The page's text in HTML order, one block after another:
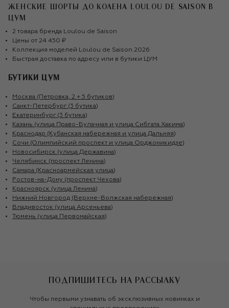
ЖЕНСКИЕ ШОРТЫ ДО КОЛЕНА LOULOU DE SAISON
В
ЦУМ
2 товара бренда Loulou de Saison
Цены от 24 450 ₽
Коллекция моделей Loulou de Saison 2026
Быстрая доставка по адресу или в бутики ЦУМ
БУТИКИ ЦУМ
Москва (Петровка, 2 + 5 бутиков)
Санкт-Петербург (3 бутика)
Екатеринбург (3 бутика)
Казань (улица Право-Булачная и улица Сибгата Хакима)
Краснодар (Кубанская набережная и улица Дальняя)
Сочи (Олимпийский проспект и улица Орджоникидзе)
Новосибирск (улица Державина)
Челябинск (проспект Ленина)
Самара (Красноармейская улица)
Ростов-на-Дону (проспект Чехова)
Красноярск (улица Ленина)
Нижний Новгород (Верхне-Волжская набережная)
Владивосток (улица Арсеньева)
Тюмень (улица Первомайская)
ПОДПИШИТЕСЬ НА РАССЫЛКУ
Чтобы первыми узнавать об эксклюзивных новинках и